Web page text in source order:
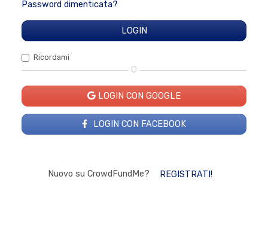
Password dimenticata?
Ricordami
O
LOGIN CON GOOGLE
LOGIN CON FACEBOOK
Nuovo su CrowdFundMe? REGISTRATI!